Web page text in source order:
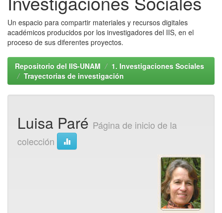
Un espacio para compartir materiales y recursos digitales
académicos producidos por los investigadores del IIS, en el
proceso de sus diferentes proyectos.
Repositorio del IIS-UNAM
1. Investigaciones Sociales
Trayectorias de investigación
Luisa Paré Página de inicio de la
colección